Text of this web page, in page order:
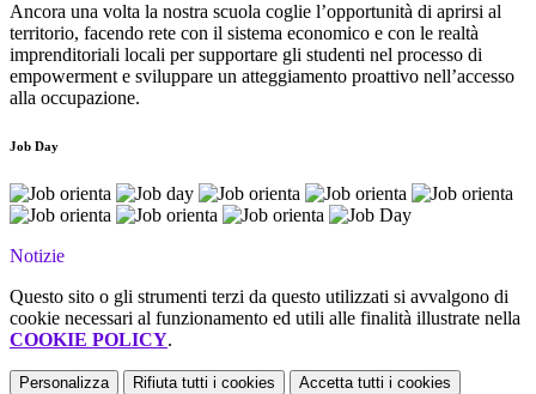
Ancora una volta la nostra scuola coglie l’opportunità di aprirsi al
territorio, facendo rete con il sistema economico e con le realtà
imprenditoriali locali per supportare gli studenti nel processo di
empowerment e sviluppare un atteggiamento proattivo nell’accesso
alla occupazione.
Job Day
Notizie
Questo sito o gli strumenti terzi da questo utilizzati si avvalgono di
cookie necessari al funzionamento ed utili alle finalità illustrate nella
COOKIE POLICY.
Personalizza Rifiuta tutti i cookies Accetta tutti i cookies